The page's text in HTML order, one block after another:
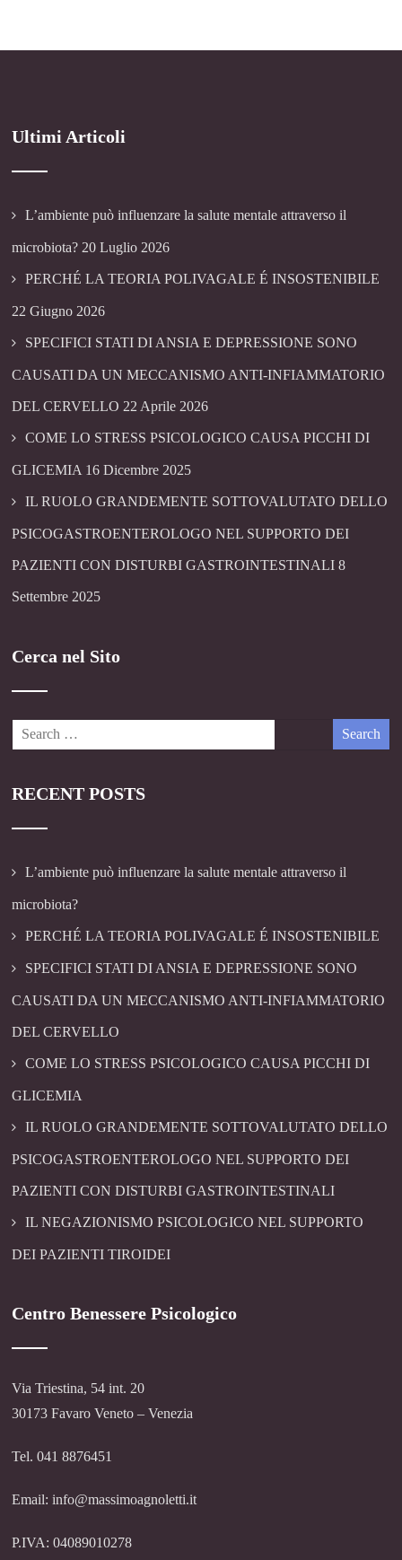
Ultimi Articoli
L’ambiente può influenzare la salute mentale attraverso il
microbiota? 20 Luglio 2026
PERCHÉ LA TEORIA POLIVAGALE É INSOSTENIBILE
22 Giugno 2026
SPECIFICI STATI DI ANSIA E DEPRESSIONE SONO
CAUSATI DA UN MECCANISMO ANTI-INFIAMMATORIO
DEL CERVELLO 22 Aprile 2026
COME LO STRESS PSICOLOGICO CAUSA PICCHI DI
GLICEMIA 16 Dicembre 2025
IL RUOLO GRANDEMENTE SOTTOVALUTATO DELLO
PSICOGASTROENTEROLOGO NEL SUPPORTO DEI
PAZIENTI CON DISTURBI GASTROINTESTINALI 8
Settembre 2025
Cerca nel Sito
RECENT POSTS
L’ambiente può influenzare la salute mentale attraverso il
microbiota?
PERCHÉ LA TEORIA POLIVAGALE É INSOSTENIBILE
SPECIFICI STATI DI ANSIA E DEPRESSIONE SONO
CAUSATI DA UN MECCANISMO ANTI-INFIAMMATORIO
DEL CERVELLO
COME LO STRESS PSICOLOGICO CAUSA PICCHI DI
GLICEMIA
IL RUOLO GRANDEMENTE SOTTOVALUTATO DELLO
PSICOGASTROENTEROLOGO NEL SUPPORTO DEI
PAZIENTI CON DISTURBI GASTROINTESTINALI
IL NEGAZIONISMO PSICOLOGICO NEL SUPPORTO
DEI PAZIENTI TIROIDEI
Centro Benessere Psicologico
Via Triestina, 54 int. 20
30173 Favaro Veneto – Venezia
Tel. 041 8876451
Email: info@massimoagnoletti.it
P.IVA: 04089010278